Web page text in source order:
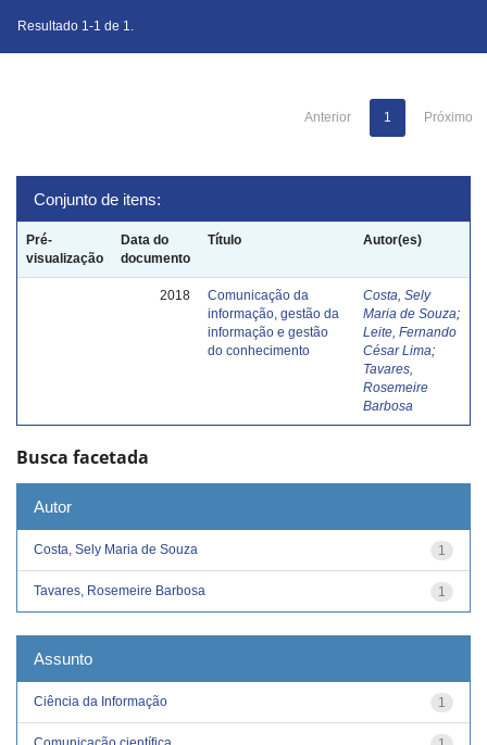
Resultado 1-1 de 1.
Anterior 1 Próximo
Conjunto de itens:
Pré-
visualização
Data do
documento
Título Autor(es)
2018
Comunicação da
informação, gestão da
informação e gestão
do conhecimento
Costa, Sely
Maria de Souza;
Leite, Fernando
César Lima;
Tavares,
Rosemeire
Barbosa
Busca facetada
Autor
1
Costa, Sely Maria de Souza
1
Tavares, Rosemeire Barbosa
Assunto
1
Ciência da Informação